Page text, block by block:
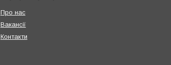
Про нас
Вакансії
Контакти